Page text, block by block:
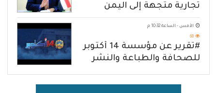
تجارية متجهة إلى اليمن
يكشف حصار الحوثي للشعب
الأمس - الساعة 10:32 م
68
#تقرير عن مؤسسة 14 أكتوبر
للصحافة والطباعة والنشر